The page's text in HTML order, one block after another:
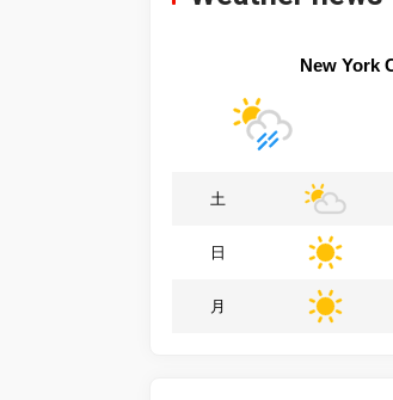
New York
土
日
月